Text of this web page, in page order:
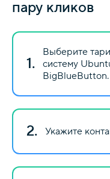
пару кликов
1.
Выберите
систему
BigBlueButton.
2. Укажите